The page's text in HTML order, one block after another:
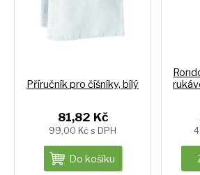
Příručník pro číšníky, bílý
81,82 Kč
99,00 Kč s DPH
Do košíku